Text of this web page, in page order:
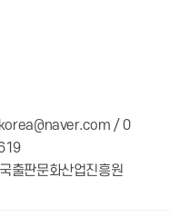
/ 0
출판문화산업진흥원